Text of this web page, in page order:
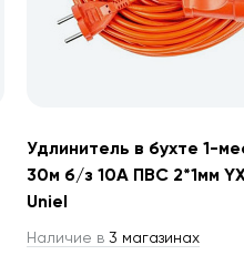
Удлинитель в бухте 1-
30м б/з 10А ПВС 2*1мм
Uniel
Наличие в 3 магазинах